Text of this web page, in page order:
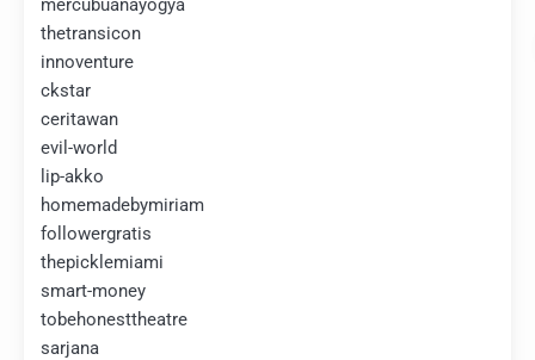
mercubuanayogya
thetransicon
innoventure
ckstar
ceritawan
evil-world
lip-akko
homemadebymiriam
followergratis
thepicklemiami
smart-money
tobehonesttheatre
sarjana